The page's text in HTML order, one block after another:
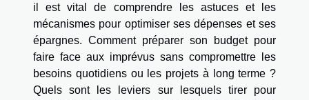
il est vital de comprendre les astuces et les
mécanismes pour optimiser ses dépenses et ses
épargnes. Comment préparer son budget pour
faire face aux imprévus sans compromettre les
besoins quotidiens ou les projets à long terme ?
Quels sont les leviers sur lesquels tirer pour